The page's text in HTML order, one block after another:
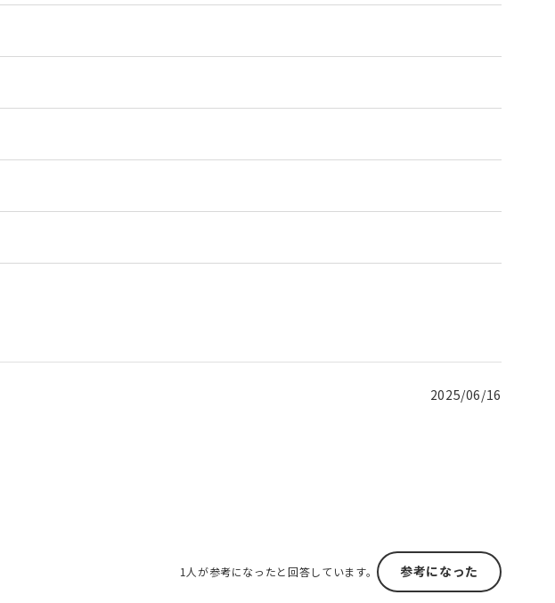
2025/06/16
1人が参考になったと回答しています。 参考になった